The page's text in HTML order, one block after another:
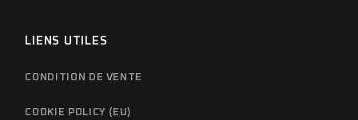
LIENS UTILES
CONDITION DE VENTE
COOKIE POLICY (EU)